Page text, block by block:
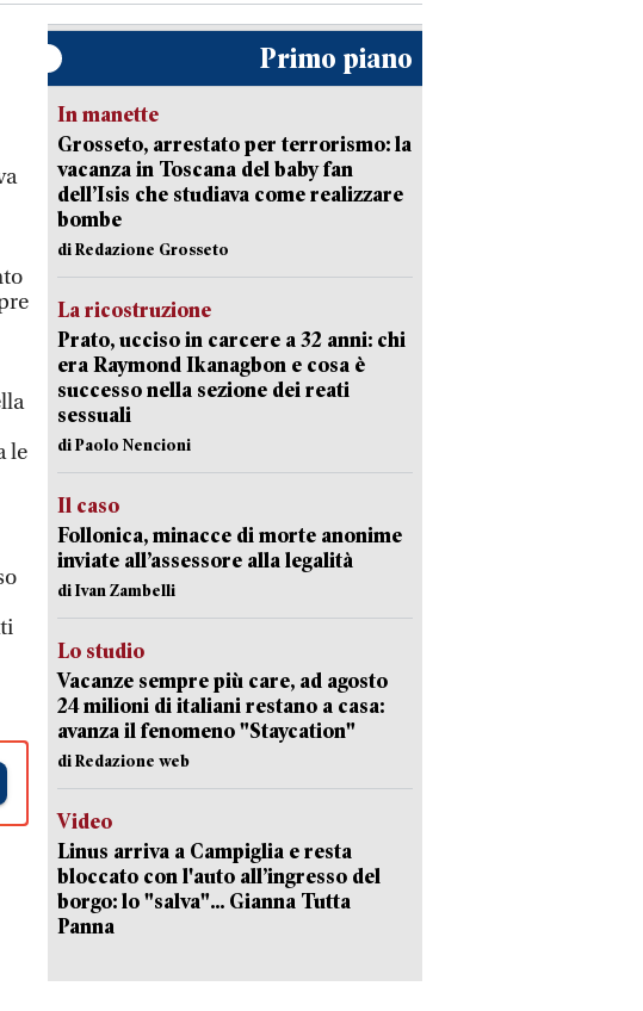
le
Primo piano
In manette
Grosseto, arrestato per terrorismo: la
vacanza in Toscana del baby fan
dell’Isis che studiava come realizzare
bombe
di Redazione Grosseto
La ricostruzione
Prato, ucciso in carcere a 32 anni: chi
era Raymond Ikanagbon e cosa è
successo nella sezione dei reati
sessuali
di Paolo Nencioni
Il caso
Follonica, minacce di morte anonime
inviate all’assessore alla legalità
di Ivan Zambelli
Lo studio
Vacanze sempre più care, ad agosto
24 milioni di italiani restano a casa:
avanza il fenomeno "Staycation"
di Redazione web
Video
Linus arriva a Campiglia e resta
bloccato con l'auto all’ingresso del
borgo: lo "salva"... Gianna Tutta
Panna